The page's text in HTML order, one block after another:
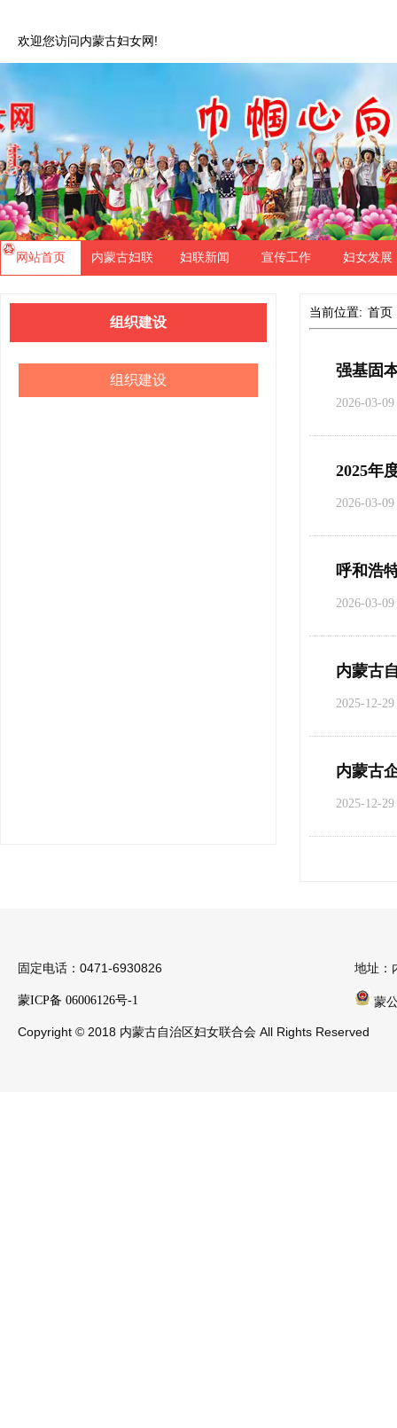
欢迎您访问内蒙古妇女网!
网站首页 内蒙古妇联 妇联新闻 宣传工作 妇女发展
组织建设
组织建设
当前位置: 首页
强基固
2026-03-09
2025年
2026-03-09
呼和浩
2026-03-09
内蒙古
2025-12-29
内蒙古
2025-12-29
固定电话：0471-6930826 地址：
蒙ICP备 06006126号-1 蒙
Copyright © 2018 内蒙古自治区妇女联合会 All Rights Reserved